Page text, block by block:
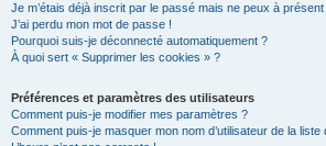
Je m’étais déjà inscrit par le passé mais ne peux à
J’ai perdu mon mot de passe !
Pourquoi suis-je déconnecté automatiquement ?
À quoi sert « Supprimer les cookies » ?
Préférences et paramètres des utilisateurs
Comment puis-je modifier mes paramètres ?
Comment puis-je masquer mon nom d’utilisateur de la